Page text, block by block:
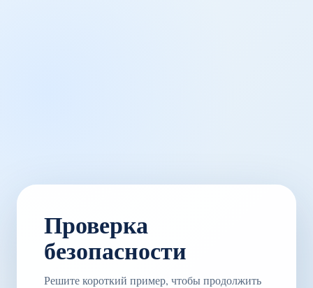
Проверка
безопасности
Решите короткий пример, чтобы продолжить